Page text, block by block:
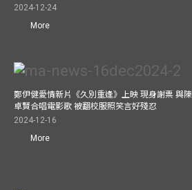
2024-12-24
More
鄭伊健愛情新片《久別重逢》上映 現身謝票 與陳
卓賢合唱電影歌 被翻校服照笑言好殘忍
2024-12-16
More